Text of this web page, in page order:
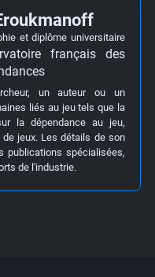
et diplôme universitaire
français des
un auteur ou un
liés au jeu tels que la
la dépendance au jeu,
jeux. Les détails de son
publications spécialisées,
de l'industrie.